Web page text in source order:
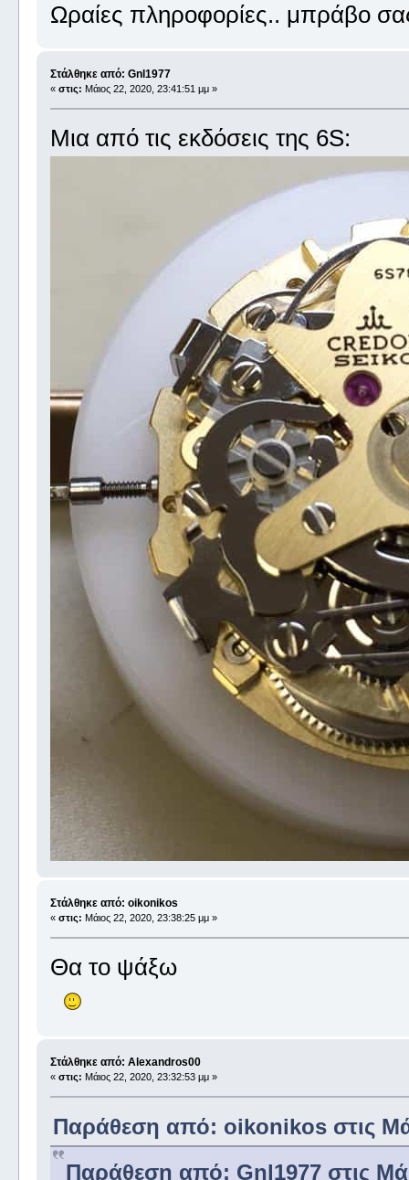
Ωραίες πληροφορίες.. μπράβο
Στάλθηκε από: Gnl1977
« στις: Μάιος 22, 2020, 23:41:51 μμ »
Μια από τις εκδόσεις της 6S:
Στάλθηκε από: oikonikos
« στις: Μάιος 22, 2020, 23:38:25 μμ »
Θα το ψάξω
Στάλθηκε από: Alexandros00
« στις: Μάιος 22, 2020, 23:32:53 μμ »
Παράθεση από: oikonikos στις
Παράθεση από: Gnl1977 στις